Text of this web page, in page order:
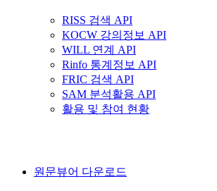
RISS 검색 API
KOCW 강의정보 API
WILL 연계 API
Rinfo 통계정보 API
FRIC 검색 API
SAM 분석활용 API
활용 및 참여 현황
원문뷰어 다운로드